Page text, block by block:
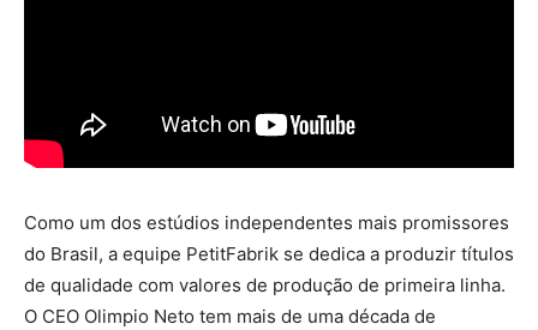
Como um dos estúdios independentes mais promissores
do Brasil, a equipe PetitFabrik se dedica a produzir títulos
de qualidade com valores de produção de primeira linha.
O CEO Olimpio Neto tem mais de uma década de